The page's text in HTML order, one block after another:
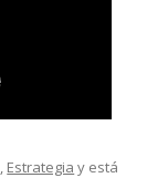
, Estrategia y está